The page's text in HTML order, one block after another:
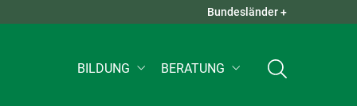
QUICK LINKS +
Bundesländer +
BILDUNG BERATUNG